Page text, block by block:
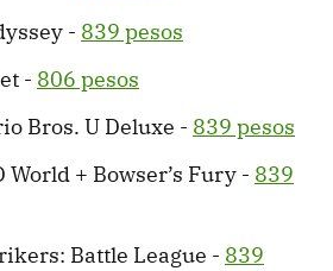
- 839 pesos
- 806 pesos
Bros. U Deluxe - 839 pesos
+ Bowser’s Fury - 839
Battle League - 839